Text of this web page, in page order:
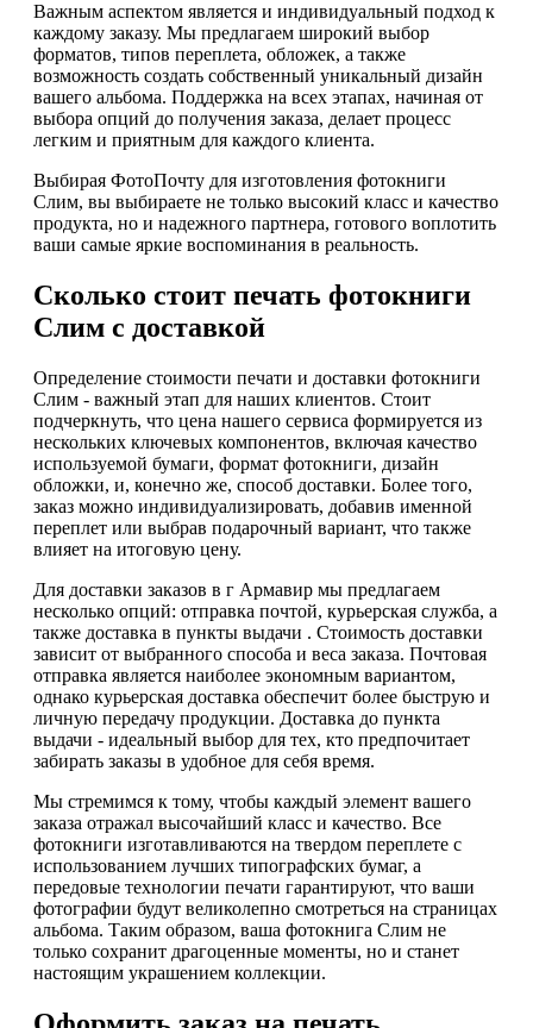
Важным аспектом является и индивидуальный подход к
каждому заказу. Мы предлагаем широкий выбор
форматов, типов переплета, обложек, а также
возможность создать собственный уникальный дизайн
вашего альбома. Поддержка на всех этапах, начиная от
выбора опций до получения заказа, делает процесс
легким и приятным для каждого клиента.
Выбирая ФотоПочту для изготовления фотокниги
Слим, вы выбираете не только высокий класс и качество
продукта, но и надежного партнера, готового воплотить
ваши самые яркие воспоминания в реальность.
Сколько стоит печать фотокниги
Слим с доставкой
Определение стоимости печати и доставки фотокниги
Слим - важный этап для наших клиентов. Стоит
подчеркнуть, что цена нашего сервиса формируется из
нескольких ключевых компонентов, включая качество
используемой бумаги, формат фотокниги, дизайн
обложки, и, конечно же, способ доставки. Более того,
заказ можно индивидуализировать, добавив именной
переплет или выбрав подарочный вариант, что также
влияет на итоговую цену.
Для доставки заказов в г Армавир мы предлагаем
несколько опций: отправка почтой, курьерская служба, а
также доставка в пункты выдачи . Стоимость доставки
зависит от выбранного способа и веса заказа. Почтовая
отправка является наиболее экономным вариантом,
однако курьерская доставка обеспечит более быструю и
личную передачу продукции. Доставка до пункта
выдачи - идеальный выбор для тех, кто предпочитает
забирать заказы в удобное для себя время.
Мы стремимся к тому, чтобы каждый элемент вашего
заказа отражал высочайший класс и качество. Все
фотокниги изготавливаются на твердом переплете с
использованием лучших типографских бумаг, а
передовые технологии печати гарантируют, что ваши
фотографии будут великолепно смотреться на страницах
альбома. Таким образом, ваша фотокнига Слим не
только сохранит драгоценные моменты, но и станет
настоящим украшением коллекции.